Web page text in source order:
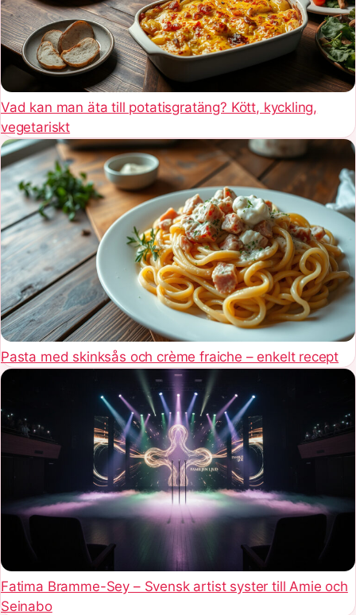
Vad kan man äta till potatisgratäng? Kött, kyckling,
vegetariskt
Pasta med skinksås och crème fraiche – enkelt recept
Fatima Bramme-Sey – Svensk artist syster till Amie och
Seinabo